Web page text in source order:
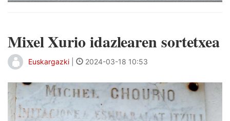
Mixel Xurio idazlearen sortetxea
Euskargazki 2024-03-18 10:53